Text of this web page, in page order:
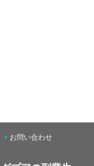
お問い合わせ